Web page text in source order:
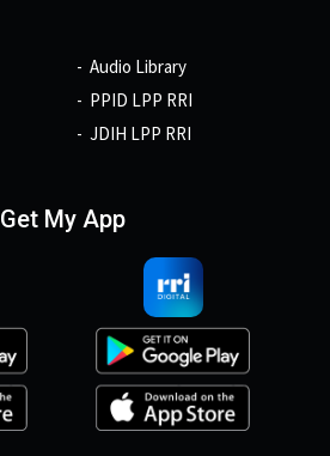
Audio Library
PPID LPP RRI
JDIH LPP RRI
Get My App